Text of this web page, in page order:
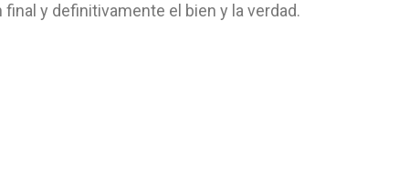
final y definitivamente el bien y la verdad.